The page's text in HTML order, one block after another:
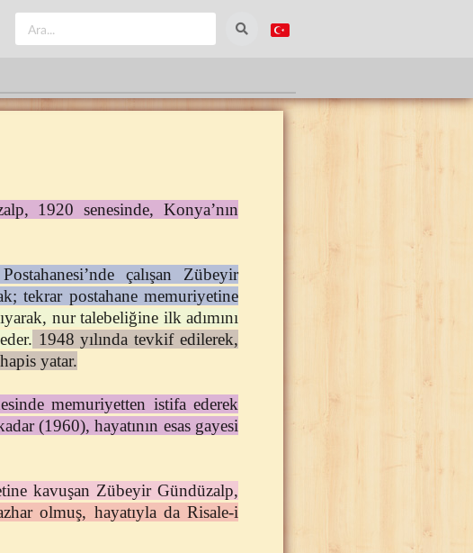
1920 senesinde, Konya’nın
çalışan Zübeyir
tekrar postahane memuriyetine
nur talebeliğine ilk adımını
1948 yılında tevkif edilerek,
yatar.
memuriyetten istifa ederek
(1960), hayatının esas gayesi
kavuşan Zübeyir Gündüzalp,
olmuş, hayatıyla da Risale-i